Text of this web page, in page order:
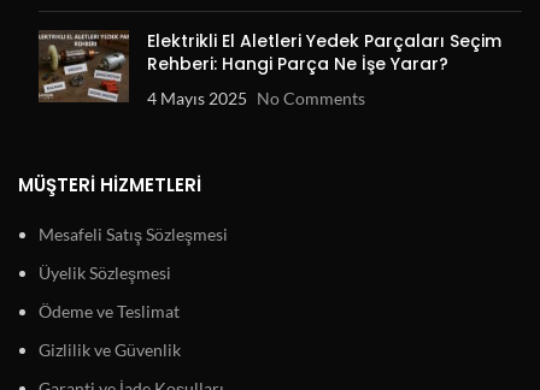
Elektrikli El Aletleri Yedek Parçaları Seçim
Rehberi: Hangi Parça Ne İşe Yarar?
4 Mayıs 2025 No Comments
MÜŞTERI HIZMETLERI
Mesafeli Satış Sözleşmesi
Üyelik Sözleşmesi
Ödeme ve Teslimat
Gizlilik ve Güvenlik